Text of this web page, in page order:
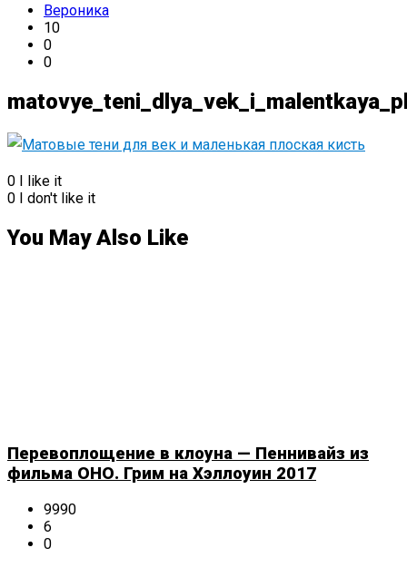
Вероника
10
0
0
0 I like it
0 I don't like it
You May Also Like
Перевоплощение в клоуна — Пеннивайз из
фильма ОНО. Грим на Хэллоуин 2017
9990
6
0